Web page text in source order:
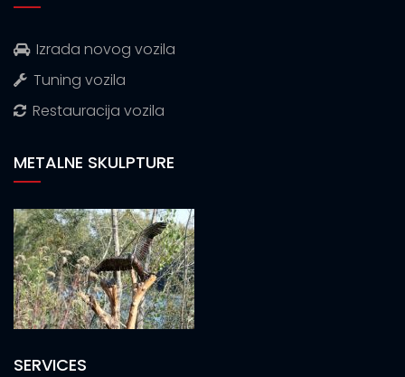
Izrada novog vozila
Tuning vozila
Restauracija vozila
METALNE SKULPTURE
SERVICES